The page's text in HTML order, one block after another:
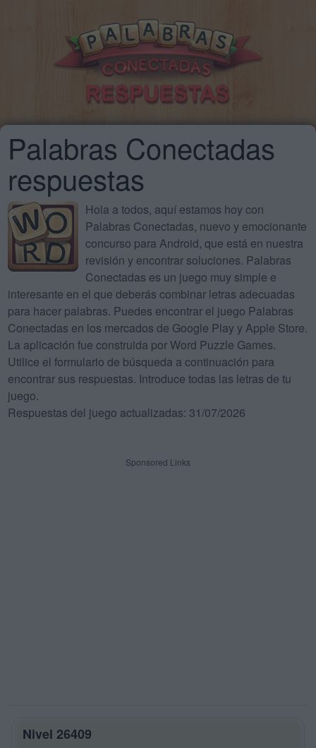
Palabras Conectadas
respuestas
Hola a todos, aquí estamos hoy con
Palabras Conectadas, nuevo y emocionante
concurso para Android, que está en nuestra
revisión y encontrar soluciones. Palabras
Conectadas es un juego muy simple e
interesante en el que deberás combinar letras adecuadas
para hacer palabras. Puedes encontrar el juego Palabras
Conectadas en los mercados de Google Play y Apple Store.
La aplicación fue construida por Word Puzzle Games.
Utilice el formulario de búsqueda a continuación para
encontrar sus respuestas. Introduce todas las letras de tu
juego.
Respuestas del juego actualizadas: 31/07/2026
Sponsored Links
Nivel 26409